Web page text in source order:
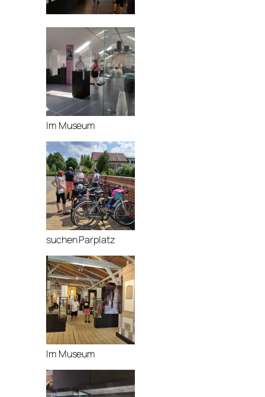
Im Museum
suchen Parplatz
Im Museum